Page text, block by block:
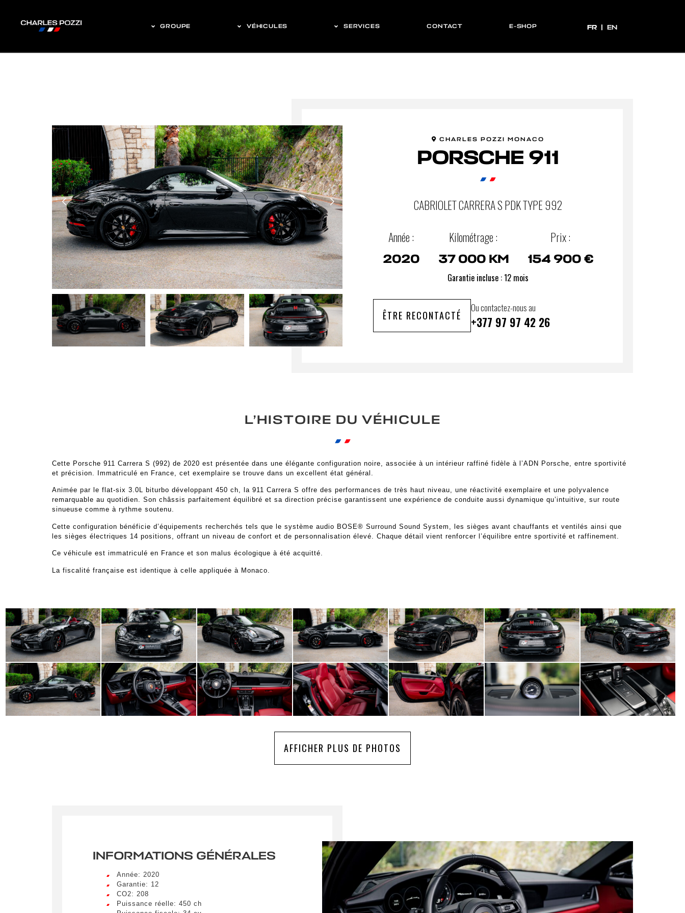
GROUPE VÉHICULES SERVICES CONTACT E-SHOP FR
FR EN
CHARLES POZZI MONACO
PORSCHE 911
CABRIOLET CARRERA S PDK TYPE 992
Année :
2020
Kilométrage :
37 000 KM
Prix :
154 900 €
Garantie incluse : 12 mois
ÊTRE RECONTACTÉ
Ou contactez-nous au
+377 97 97 42 26
L’HISTOIRE DU VÉHICULE
Cette Porsche 911 Carrera S (992) de 2020 est présentée dans une élégante configuration noire, associée à un intérieur raffiné fidèle à l’ADN Porsche, entre sportivité
et précision. Immatriculé en France, cet exemplaire se trouve dans un excellent état général.
Animée par le flat-six 3.0L biturbo développant 450 ch, la 911 Carrera S offre des performances de très haut niveau, une réactivité exemplaire et une polyvalence
remarquable au quotidien. Son châssis parfaitement équilibré et sa direction précise garantissent une expérience de conduite aussi dynamique qu’intuitive, sur route
sinueuse comme à rythme soutenu.
Cette configuration bénéficie d’équipements recherchés tels que le système audio BOSE® Surround Sound System, les sièges avant chauffants et ventilés ainsi que
les sièges électriques 14 positions, offrant un niveau de confort et de personnalisation élevé. Chaque détail vient renforcer l’équilibre entre sportivité et raffinement.
Ce véhicule est immatriculé en France et son malus écologique à été acquitté.
La fiscalité française est identique à celle appliquée à Monaco.
AFFICHER PLUS DE PHOTOS
INFORMATIONS GÉNÉRALES
Année: 2020
Garantie: 12
CO2: 208
Puissance réelle: 450 ch